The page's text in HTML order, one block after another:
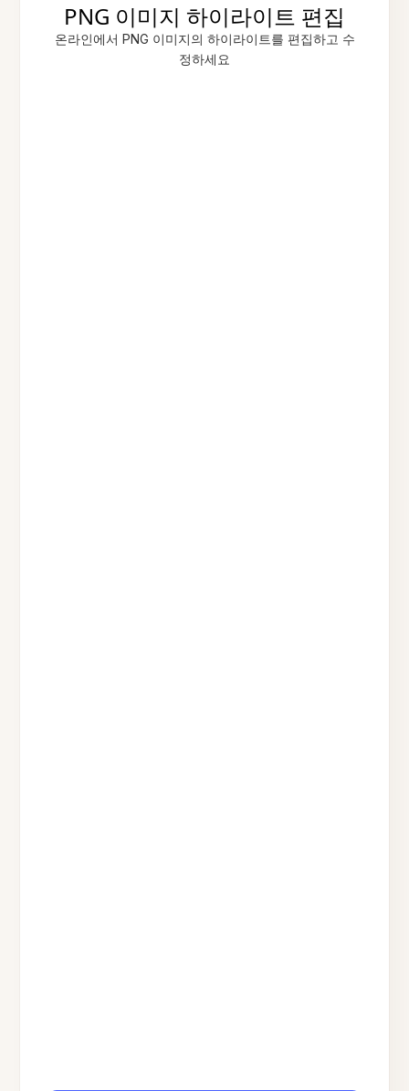
PNG 이미지 하이라이트 편집
온라인에서 PNG 이미지의 하이라이트를 편집하고 수
정하세요